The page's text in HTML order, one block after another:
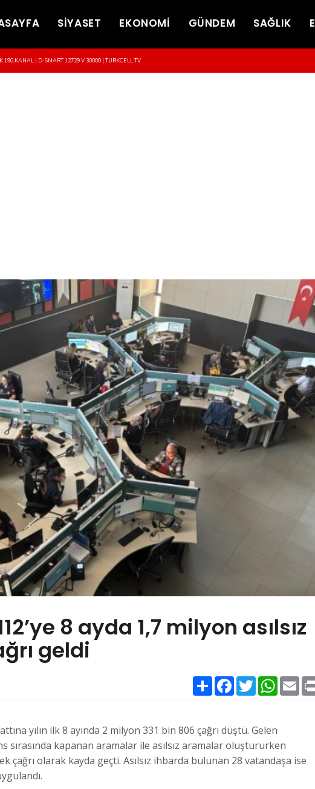
SİYASET EKONOMİ GÜNDEM SAĞLIK
190.KANAL | D-SMART 12729 V 30000 | TURKCELL TV
8 ayda 1,7 milyon asılsız
geldi
PaylaşFacebookTwitter
yılın ilk 8 ayında 2 milyon 331 bin 806 çağrı düştü. Gelen
sırasında kapanan aramalar ile asılsız aramalar oluştururken
çağrı olarak kayda geçti. Asılsız ihbarda bulunan 28 vatandaşa ise